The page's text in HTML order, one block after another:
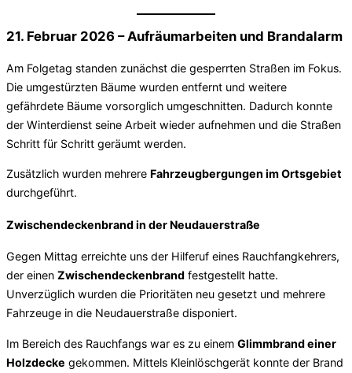
21. Februar 2026 – Aufräumarbeiten und Brandalarm
Am Folgetag standen zunächst die gesperrten Straßen im Fokus.
Die umgestürzten Bäume wurden entfernt und weitere
gefährdete Bäume vorsorglich umgeschnitten. Dadurch konnte
der Winterdienst seine Arbeit wieder aufnehmen und die Straßen
Schritt für Schritt geräumt werden.
Zusätzlich wurden mehrere Fahrzeugbergungen im Ortsgebiet
durchgeführt.
Zwischendeckenbrand in der Neudauerstraße
Gegen Mittag erreichte uns der Hilferuf eines Rauchfangkehrers,
der einen Zwischendeckenbrand festgestellt hatte.
Unverzüglich wurden die Prioritäten neu gesetzt und mehrere
Fahrzeuge in die Neudauerstraße disponiert.
Im Bereich des Rauchfangs war es zu einem Glimmbrand einer
Holzdecke gekommen. Mittels Kleinlöschgerät konnte der Brand